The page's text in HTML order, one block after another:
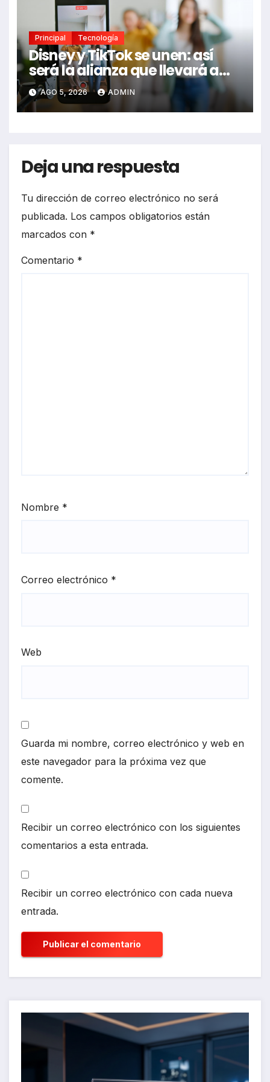
Principal Tecnología
Disney y TikTok se unen: así
será la alianza que llevará a
Mickey, Marvel y Star Wars a
los videos virales
AGO 5, 2026 ADMIN
Deja una respuesta
Tu dirección de correo electrónico no será
publicada. Los campos obligatorios están
marcados con *
Comentario *
Nombre *
Correo electrónico *
Web
Guarda mi nombre, correo electrónico y web en
este navegador para la próxima vez que
comente.
Recibir un correo electrónico con los siguientes
comentarios a esta entrada.
Recibir un correo electrónico con cada nueva
entrada.